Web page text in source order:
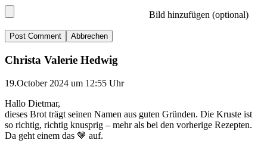
Bild hinzufügen (optional)
Abbrechen
Christa Valerie Hedwig
19.October 2024 um 12:55 Uhr
Hallo Dietmar,
dieses Brot trägt seinen Namen aus guten Gründen. Die Kruste ist
so richtig, richtig knusprig – mehr als bei den vorherige Rezepten.
Da geht einem das 🤎 auf.